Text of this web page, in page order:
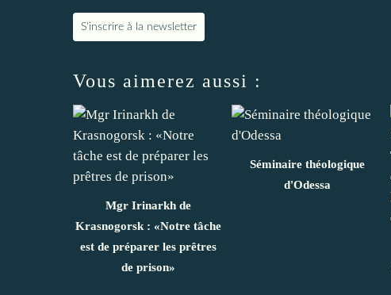
S'inscrire à la newsletter
Vous aimerez aussi :
Mgr Irinarkh de
Krasnogorsk : «Notre tâche
est de préparer les prêtres
de prison»
Séminaire théologique
d'Odessa